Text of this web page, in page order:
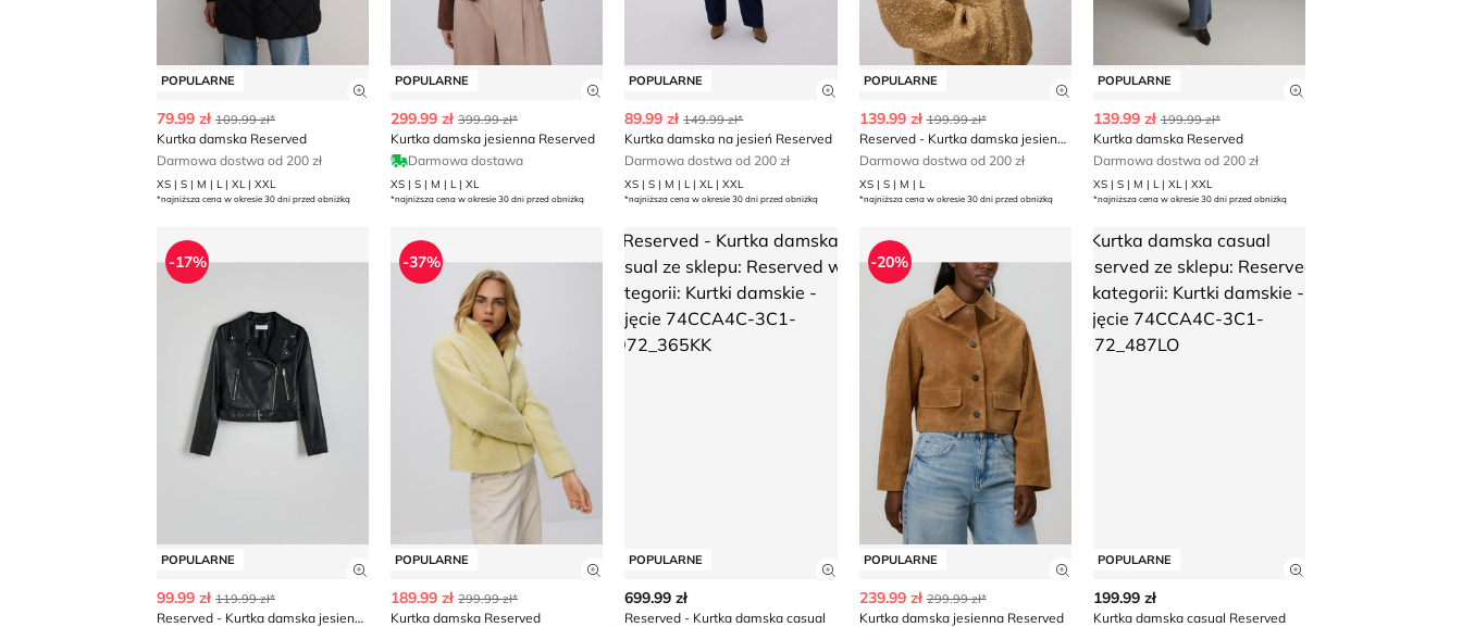
POPULARNE
Zobacz szczegóły produktu
79.99 zł 109.99 zł*
Kurtka damska Reserved
Darmowa dostwa od 200 zł
XS | S | M | L | XL | XXL
*najniższa cena w okresie 30 dni przed obniżką
POPULARNE
Zobacz szczegóły produktu
299.99 zł 399.99 zł*
Kurtka damska jesienna Reserved
Darmowa dostawa
XS | S | M | L | XL
*najniższa cena w okresie 30 dni przed obniżką
POPULARNE
Zobacz szczegóły produktu
89.99 zł 149.99 zł*
Kurtka damska na jesień Reserved
Darmowa dostwa od 200 zł
XS | S | M | L | XL | XXL
*najniższa cena w okresie 30 dni przed obniżką
POPULARNE
Zobacz szczegóły produktu
139.99 zł 199.99 zł*
Reserved - Kurtka damska jesienna
Darmowa dostwa od 200 zł
XS | S | M | L
*najniższa cena w okresie 30 dni przed obniżką
POPULARNE
Zobacz szczegóły
139.99 zł 199.99 zł*
Kurtka damska Reserved
Darmowa dostwa od 200 zł
XS | S | M | L | XL | XXL
*najniższa cena w okresie 30 dni przed obniżką
Reserved - Kurtka damska jesienna
POPULARNE
-17%
Zobacz szczegóły produktu
99.99 zł 119.99 zł*
Reserved - Kurtka damska jesienna
Kurtka damska Reserved
POPULARNE
-37%
Zobacz szczegóły produktu
189.99 zł 299.99 zł*
Kurtka damska Reserved
Reserved - Kurtka damska casual
POPULARNE
Zobacz szczegóły produktu
699.99 zł
Reserved - Kurtka damska casual
Kurtka damska jesienna Reserved
POPULARNE
-20%
Zobacz szczegóły produktu
239.99 zł 299.99 zł*
Kurtka damska jesienna Reserved
Kurtka damska casual Reserved
POPULARNE
Zobacz szczegóły
199.99 zł
Kurtka damska casual Reserved